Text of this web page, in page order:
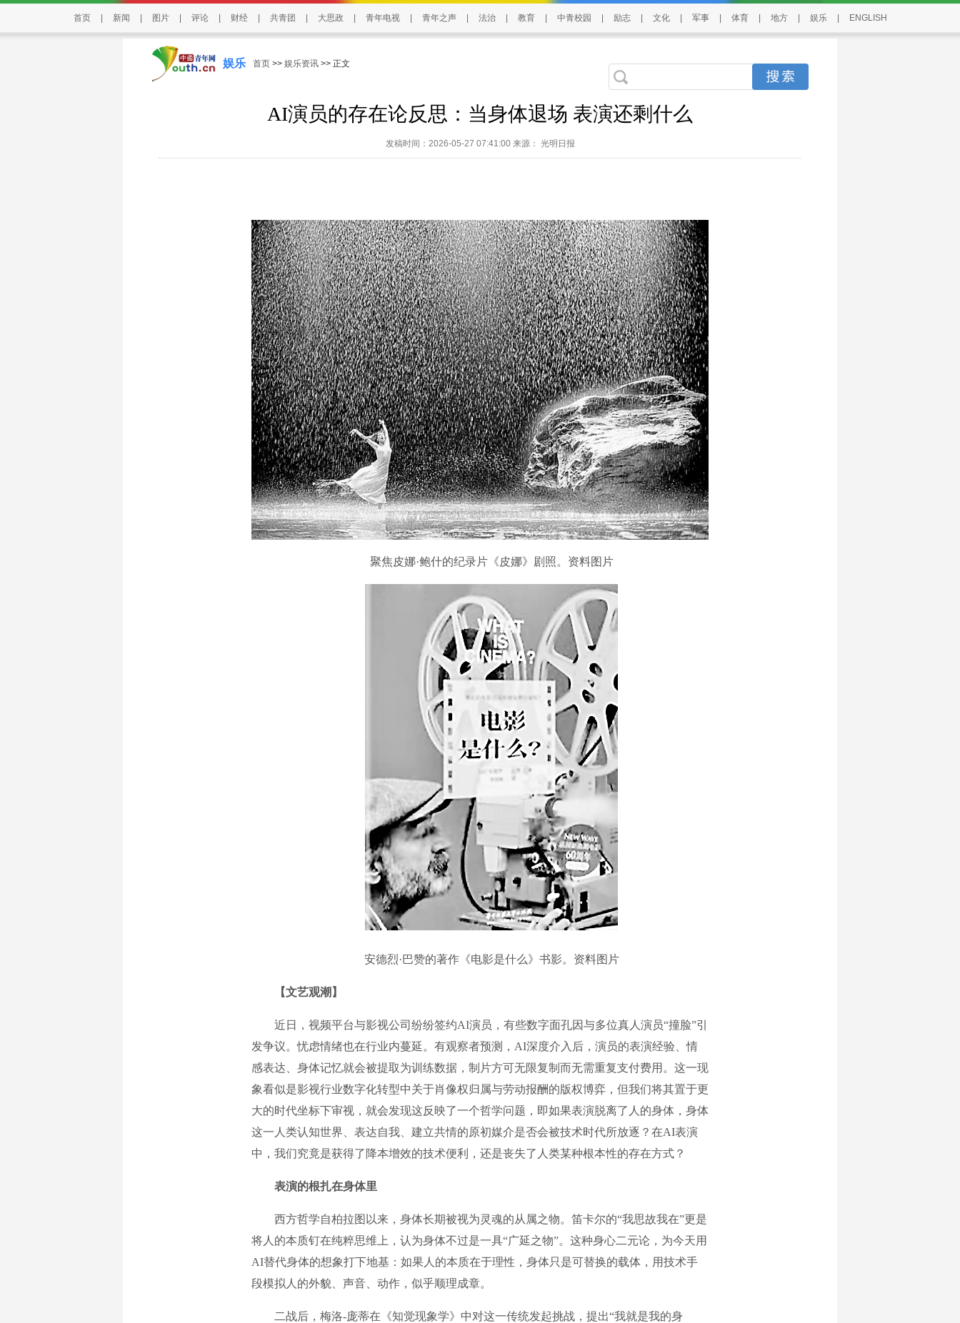
首页 新闻 图片 评论 财经 共青团 大思政 青年电视 青年之声 法治 教育 中青校园 励志 文化 军事 体育 地方 娱乐 ENGLISH
娱乐 首页 >> 娱乐资讯 >> 正文
AI演员的存在论反思：当身体退场 表演还剩什么
发稿时间：2026-05-27 07:41:00 来源： 光明日报
聚焦皮娜·鲍什的纪录片《皮娜》剧照。资料图片
安德烈·巴赞的著作《电影是什么》书影。资料图片
【文艺观潮】
近日，视频平台与影视公司纷纷签约AI演员，有些数字面孔因与多位真人演员“撞脸”引
发争议。忧虑情绪也在行业内蔓延。有观察者预测，AI深度介入后，演员的表演经验、情
感表达、身体记忆就会被提取为训练数据，制片方可无限复制而无需重复支付费用。这一现
象看似是影视行业数字化转型中关于肖像权归属与劳动报酬的版权博弈，但我们将其置于更
大的时代坐标下审视，就会发现这反映了一个哲学问题，即如果表演脱离了人的身体，身体
这一人类认知世界、表达自我、建立共情的原初媒介是否会被技术时代所放逐？在AI表演
中，我们究竟是获得了降本增效的技术便利，还是丧失了人类某种根本性的存在方式？
表演的根扎在身体里
西方哲学自柏拉图以来，身体长期被视为灵魂的从属之物。笛卡尔的“我思故我在”更是
将人的本质钉在纯粹思维上，认为身体不过是一具“广延之物”。这种身心二元论，为今天用
AI替代身体的想象打下地基：如果人的本质在于理性，身体只是可替换的载体，用技术手
段模拟人的外貌、声音、动作，似乎顺理成章。
二战后，梅洛-庞蒂在《知觉现象学》中对这一传统发起挑战，提出“我就是我的身